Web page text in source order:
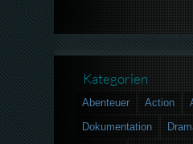
Kategorien
Abenteuer Action
Dokumentation